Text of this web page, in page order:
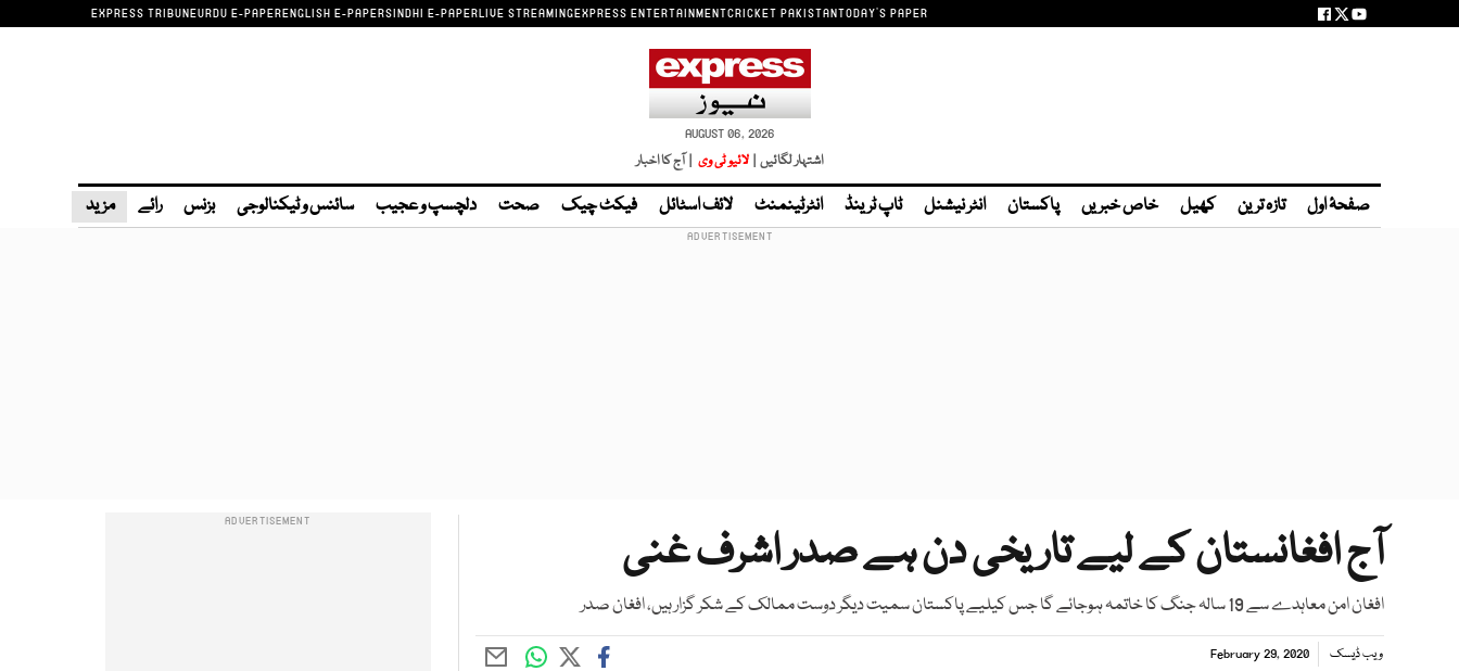
EXPRESS TRIBUNEURDU E-PAPERENGLISH E-PAPERSINDHI E-PAPERLIVE STREAMINGEXPRESS ENTERTAINMENTCRICKET PAKISTANTODAY'S PAPER
AUGUST 06, 2026
اشتہار لگائیں | لائیو ٹی وی | آج کا اخبار
صفحۂ اول تازہ ترین کھیل خاص خبریں پاکستان انٹر نیشنل ٹاپ ٹرینڈ انٹرٹینمنٹ لائف اسٹائل فیکٹ چیک صحت دلچسپ و عجیب سائنس و ٹیکنالوجی بزنس رائے مزید
آج افغانستان کے لیے تاریخی دن ہے صدر اشرف غنی
افغان امن معاہدے سے 19 سالہ جنگ کا خاتمہ ہوجائے گا جس کیلیے پاکستان سمیت دیگر دوست ممالک کے شکر گزار ہیں، افغان صدر
ویب ڈیسک February 29, 2020